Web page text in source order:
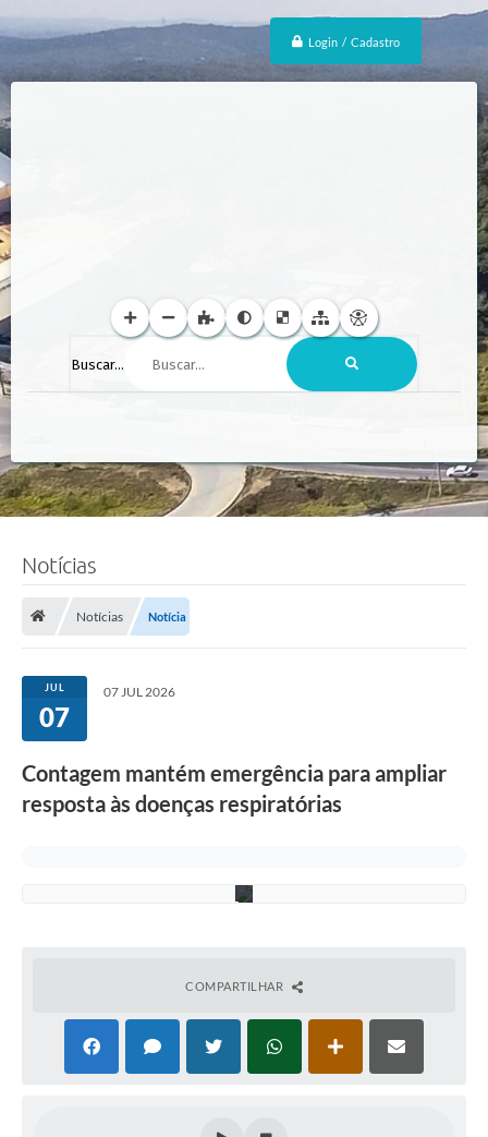
Login / Cadastro
Buscar...
Notícias
Notícias Notícia
JUL
07
07 JUL 2026
Contagem mantém emergência para ampliar
resposta às doenças respiratórias
l
m
COMPARTILHAR